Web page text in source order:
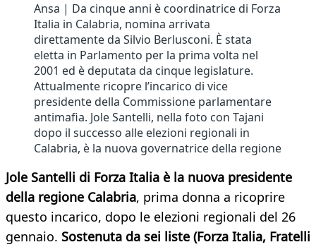
Ansa | Da cinque anni è coordinatrice di Forza
Italia in Calabria, nomina arrivata
direttamente da Silvio Berlusconi. È stata
eletta in Parlamento per la prima volta nel
2001 ed è deputata da cinque legislature.
Attualmente ricopre l’incarico di vice
presidente della Commissione parlamentare
antimafia. Jole Santelli, nella foto con Tajani
dopo il successo alle elezioni regionali in
Calabria, è la nuova governatrice della regione
Jole Santelli di Forza Italia è la nuova presidente
della regione Calabria, prima donna a ricoprire
questo incarico, dopo le elezioni regionali del 26
gennaio. Sostenuta da sei liste (Forza Italia, Fratelli